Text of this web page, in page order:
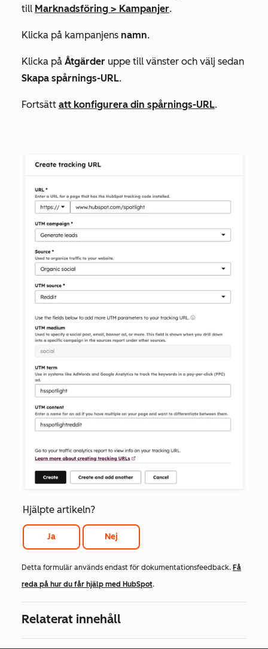
till Marknadsföring > Kampanjer.
Klicka på kampanjens namn.
Klicka på Åtgärder uppe till vänster och välj sedan
Skapa spårnings-URL.
Fortsätt att konfigurera din spårnings-URL.
Hjälpte artikeln?
Ja Nej
Detta formulär används endast för dokumentationsfeedback. Få
reda på hur du får hjälp med HubSpot.
Relaterat innehåll